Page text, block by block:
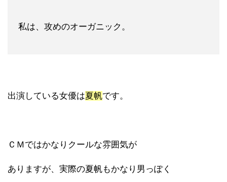
私は、攻めのオーガニック。
出演している女優は夏帆です。
ＣＭではかなりクールな雰囲気が
ありますが、実際の夏帆もかなり男っぽく